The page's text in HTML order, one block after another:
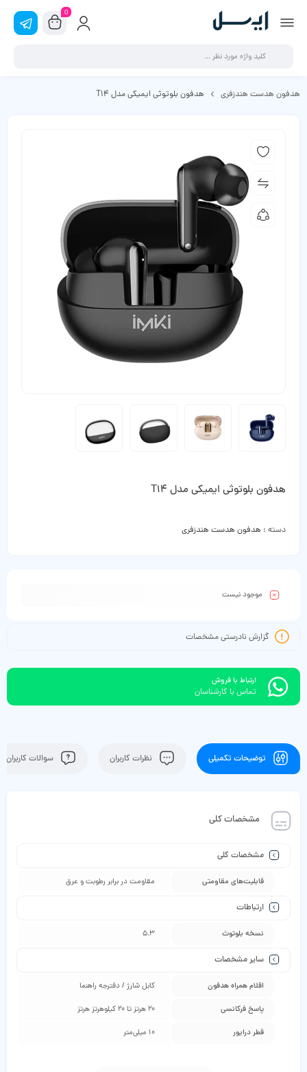
0
هدفون هدست هندزفری هدفون بلوتوثی ایمیکی مدل T14
هدفون بلوتوثی ایمیکی مدل T14
دسته : هدفون هدست هندزفری
موجود نیست
گزارش نادرستی مشخصات
ارتباط با فروش
تماس با کارشناسان
توضیحات تکمیلی نظرات کاربران سوالات کاربران
مشخصات کلی
مشخصات کلی
قابلیت‌های مقاومتی مقاومت در برابر رطوبت و عرق
ارتباطات
نسخه بلوتوث 5.3
سایر مشخصات
اقلام همراه هدفون کابل شارژ / دفترجه راهنما
پاسخ فرکانسی 20 هرتز تا 20 کیلوهرتز هرتز
قطر درایور 10 میلی‌متر